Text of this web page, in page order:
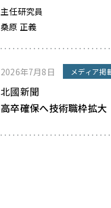
主任研究員
桑原 正義
2026年7月8日 メディア掲
北國新聞
高卒確保へ技術職枠拡